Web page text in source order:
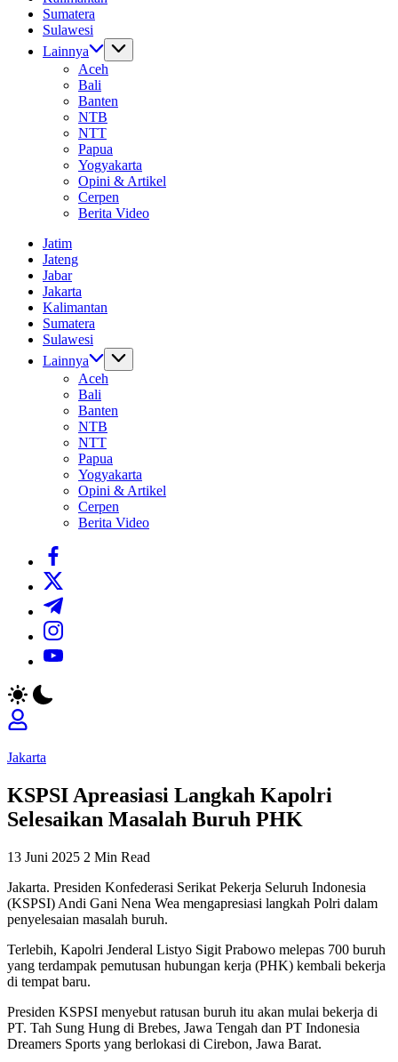
Sumatera
Sulawesi
Lainnya
Aceh
Bali
Banten
NTB
NTT
Papua
Yogyakarta
Opini & Artikel
Cerpen
Berita Video
Jatim
Jateng
Jabar
Jakarta
Kalimantan
Sumatera
Sulawesi
Lainnya
Aceh
Bali
Banten
NTB
NTT
Papua
Yogyakarta
Opini & Artikel
Cerpen
Berita Video
https://www.facebook.com/
https://twitter.com/
https://t.me/
https://www.instagram.com/
https://youtube.com/
Jakarta
KSPSI Apreasiasi Langkah Kapolri
Selesaikan Masalah Buruh PHK
13 Juni 2025 2 Min Read
Jakarta. Presiden Konfederasi Serikat Pekerja Seluruh Indonesia
(KSPSI) Andi Gani Nena Wea mengapresiasi langkah Polri dalam
penyelesaian masalah buruh.
Terlebih, Kapolri Jenderal Listyo Sigit Prabowo melepas 700 buruh
yang terdampak pemutusan hubungan kerja (PHK) kembali bekerja
di tempat baru.
Presiden KSPSI menyebut ratusan buruh itu akan mulai bekerja di
PT. Tah Sung Hung di Brebes, Jawa Tengah dan PT Indonesia
Dreamers Sports yang berlokasi di Cirebon, Jawa Barat.